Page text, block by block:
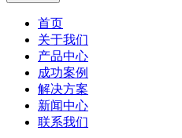
首页
关于我们
产品中心
成功案例
解决方案
新闻中心
联系我们